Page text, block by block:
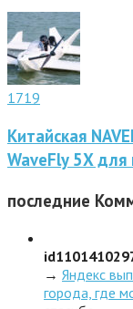
1719
Китайская
WaveFly 5X
последние
→ Яндекс
города, где